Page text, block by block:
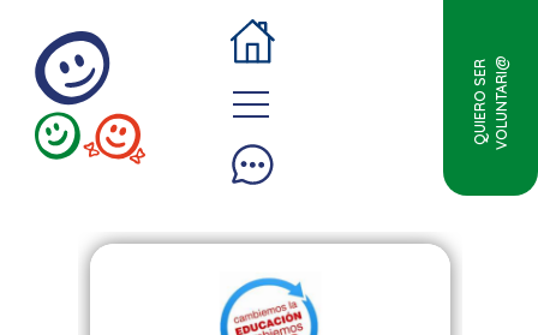
QUIERO SERVOLUNTARI@